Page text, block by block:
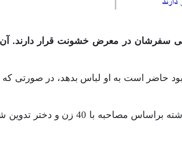
طی سفرشان در معرض خشونت قرار دارند.
حاضر است به او لباس بدهد، در صورتی که
این گزارش که روز دوشنبه توسط این سازمان حامی حقوق بشری نشر شد، در ماه گذشته براساس مصاحبه با 40